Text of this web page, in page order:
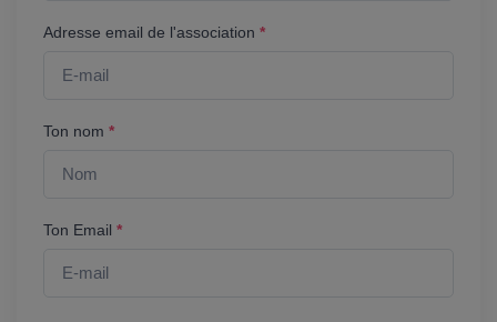
Adresse email de l'association *
Ton nom *
Ton Email *